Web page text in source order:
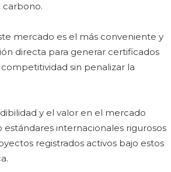
carbono.
mercado es el más conveniente y
directa para generar certificados
sin penalizar la
y el valor en el mercado
internacionales rigurosos
registrados activos bajo estos